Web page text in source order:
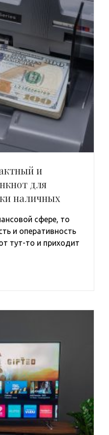
и
для
наличных
сфере, то
и оперативность
тут-то и приходит